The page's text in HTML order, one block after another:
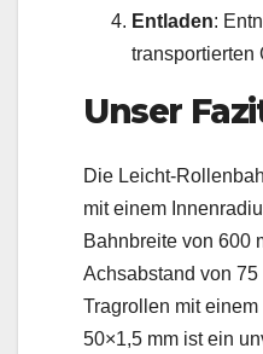
Entladen:
transportierten
Unser
Die Leicht-
mit einem
Bahnbreite von 600
Achsabstand von
Tragrollen mit
50×1,5 mm ist ein